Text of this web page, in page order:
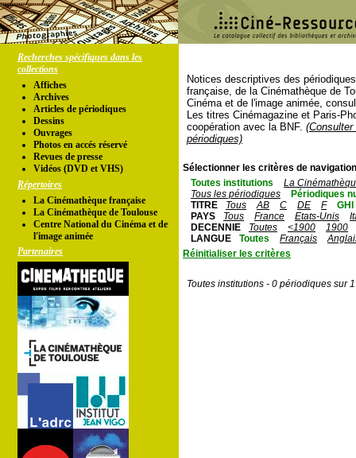
Recherches spécifiques dans les
collections
Affiches
Archives
Articles de périodiques
Dessins
Ouvrages
Photos en accés réservé
Revues de presse
Vidéos (DVD et VHS)
Répertoires
La Cinémathèque française
La Cinémathèque de Toulouse
Centre National du Cinéma et de
l'image animée
Partenaires
Notices descriptives des
française, de la Cinémathèque de
Cinéma et de l'image animée,
Les titres Cinémagazine et Paris-
coopération avec la BNF.
périodiques)
Sélectionner les critères de
Toutes institutions
La
Tous les périodiques
Périodiques
TITRE
Tous AB C DE F
GHI
PAYS
Tous France Etats-Unis
DECENNIE
Toutes <1900
1900
LANGUE
Toutes Français
Réinitialiser les critères
Toutes institutions - 0 périodiques sur